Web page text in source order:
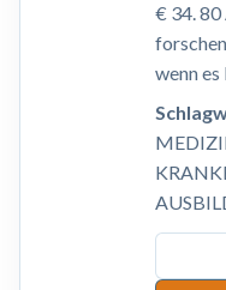
€ 34.
wenn